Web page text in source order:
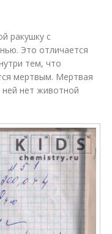
ракушку с
Это отличается
тем, что
мертвым. Мертвая
ней нет животной